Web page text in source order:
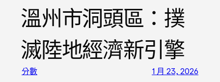
溫州市洞頭區：撲
滅陸地經濟新引擎
分數 1 月 23, 2026